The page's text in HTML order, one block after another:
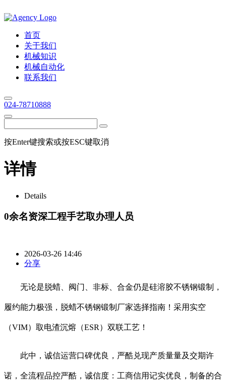
首页
关于我们
机械知识
机械自动化
联系我们
024-78710888
按Enter键搜索或按ESC键取消
详情
Details
0余名资深工程手艺取办理人员
2026-03-26 14:46
分享
无论是脱蜡、阀门、非标、合金仍是硅溶胶不锈钢锻制，
履约能力极强，脱蜡不锈钢锻制厂家选择指南！采用实空
（VIM）取电渣沉熔（ESR）双联工艺！
此中，诚信运营口碑优良，严酷兑现产质量量及交期许
诺，全流程品控严酷，诚信度：工商信用记实优良，制备的合